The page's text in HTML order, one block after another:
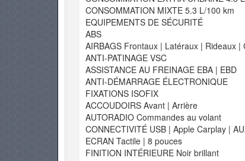
CONSOMMATION MIXTE 5.3 L/100 km
EQUIPEMENTS DE SÉCURITÉ
ABS
AIRBAGS Frontaux | Latéraux | Rideaux |
ANTI-PATINAGE VSC
ASSISTANCE AU FREINAGE EBA | EBD
ANTI-DÉMARRAGE ÉLECTRONIQUE
FIXATIONS ISOFIX
ACCOUDOIRS Avant | Arrière
AUTORADIO Commandes au volant
CONNECTIVITÉ USB | Apple Carplay |
ECRAN Tactile | 8 pouces
FINITION INTÉRIEURE Noir brillant